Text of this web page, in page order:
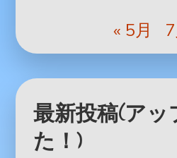
« 5月
最新投稿(アッ
た！)